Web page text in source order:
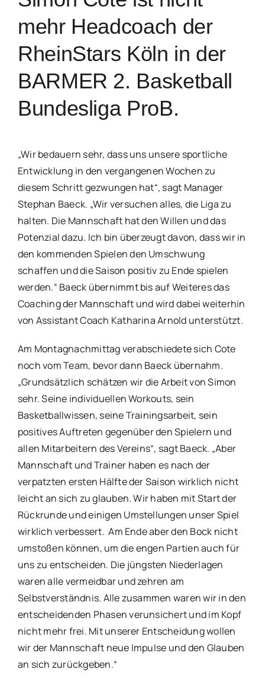
mehr Headcoach der
RheinStars Köln in der
BARMER 2. Basketball
Bundesliga ProB.
„Wir bedauern sehr, dass uns unsere sportliche
Entwicklung in den vergangenen Wochen zu
diesem Schritt gezwungen hat“, sagt Manager
Stephan Baeck. „Wir versuchen alles, die Liga zu
halten. Die Mannschaft hat den Willen und das
Potenzial dazu. Ich bin überzeugt davon, dass wir in
den kommenden Spielen den Umschwung
schaffen und die Saison positiv zu Ende spielen
werden.“ Baeck übernimmt bis auf Weiteres das
Coaching der Mannschaft und wird dabei weiterhin
von Assistant Coach Katharina Arnold unterstützt.
Am Montagnachmittag verabschiedete sich Cote
noch vom Team, bevor dann Baeck übernahm.
„Grundsätzlich schätzen wir die Arbeit von Simon
sehr. Seine individuellen Workouts, sein
Basketballwissen, seine Trainingsarbeit, sein
positives Auftreten gegenüber den Spielern und
allen Mitarbeitern des Vereins“, sagt Baeck. „Aber
Mannschaft und Trainer haben es nach der
verpatzten ersten Hälfte der Saison wirklich nicht
leicht an sich zu glauben. Wir haben mit Start der
Rückrunde und einigen Umstellungen unser Spiel
wirklich verbessert. Am Ende aber den Bock nicht
umstoßen können, um die engen Partien auch für
uns zu entscheiden. Die jüngsten Niederlagen
waren alle vermeidbar und zehren am
Selbstverständnis. Alle zusammen waren wir in den
entscheidenden Phasen verunsichert und im Kopf
nicht mehr frei. Mit unserer Entscheidung wollen
wir der Mannschaft neue Impulse und den Glauben
an sich zurückgeben.“